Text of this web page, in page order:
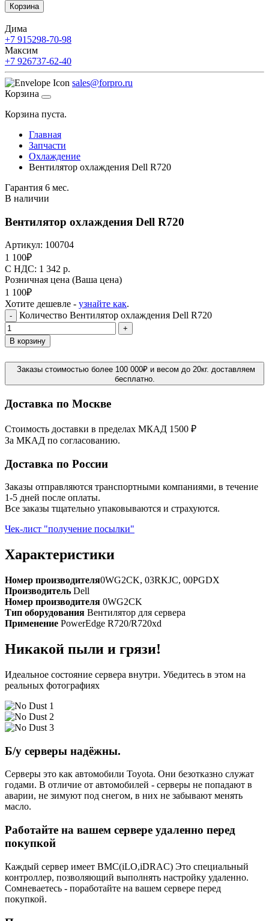
Корзина
Дима
+7 915298-70-98
Максим
+7 926737-62-40
sales@forpro.ru
Корзина
Корзина пуста.
Главная
Запчасти
Охлаждение
Вентилятор охлаждения Dell R720
Гарантия 6 мес.
В наличии
Вентилятор охлаждения Dell R720
Артикул: 100704
1 100₽
C НДС: 1 342 р.
Розничная цена (Ваша цена)
1 100₽
Хотите дешевле - узнайте как.
- Количество Вентилятор охлаждения Dell R720
+
В корзину
Заказы стоимостью более 100 000₽ и весом до 20кг. доставляем
бесплатно.
Доставка по Москве
Стоимость доставки в пределах МКАД 1500 ₽
За МКАД по согласованию.
Доставка по России
Заказы отправляются транспортными компаниями, в течение
1-5 дней после оплаты.
Все заказы тщательно упаковываются и страхуются.
Чек-лист "получение посылки"
Характеристики
Номер производителя0WG2CK, 03RKJC, 00PGDX
Производитель Dell
Номер производителя 0WG2CK
Тип оборудования Вентилятор для сервера
Применение PowerEdge R720/R720xd
Никакой пыли и грязи!
Идеальное состояние сервера внутри. Убедитесь в этом на
реальных фотографиях
Б/у серверы надёжны.
Серверы это как автомобили Toyota. Они безотказно служат
годами. В отличие от автомобилей - серверы не попадают в
аварии, не зимуют под снегом, в них не забывают менять
масло.
Работайте на вашем сервере удаленно перед
покупкой
Каждый сервер имеет BMC(iLO,iDRAC) Это специальный
контроллер, позволяющий выполнять настройку удаленно.
Сомневаетесь - поработайте на вашем сервере перед
покупкой.